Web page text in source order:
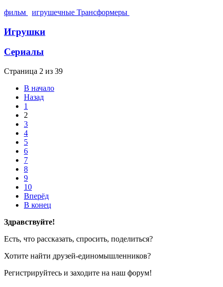
фильм
игрушечные Трансформеры
Игрушки
Сериалы
Страница 2 из 39
В начало
Назад
1
2
3
4
5
6
7
8
9
10
Вперёд
В конец
Здравствуйте!
Есть, что рассказать, спросить, поделиться?
Хотите найти друзей-единомышленников?
Регистрируйтесь и заходите на наш форум!